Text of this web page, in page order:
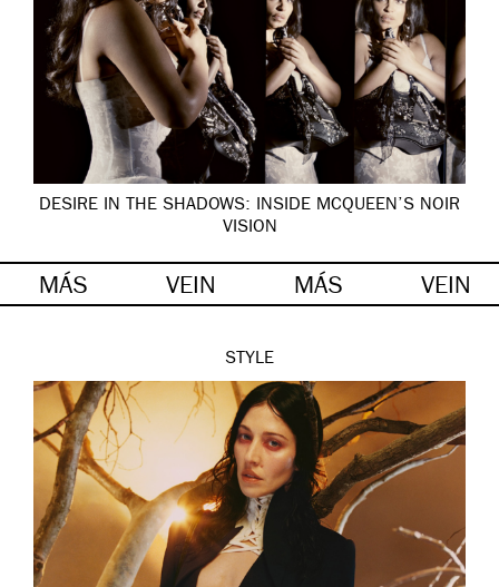
DESIRE IN THE SHADOWS: INSIDE MCQUEEN’S NOIR
VISION
MÁS VEIN MÁS VEIN
STYLE